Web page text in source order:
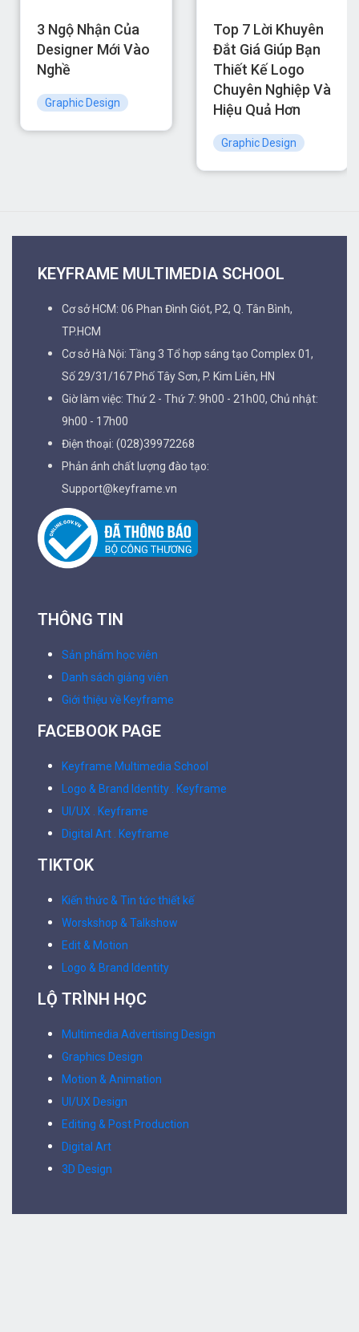
3 Ngộ Nhận Của
Designer Mới Vào
Nghề
Graphic Design
Top 7 Lời Khuyên
Đắt Giá Giúp Bạn
Thiết Kế Logo
Chuyên Nghiệp Và
Hiệu Quả Hơn
Graphic Design
KEYFRAME MULTIMEDIA SCHOOL
Cơ sở HCM: 06 Phan Đình Giót, P2, Q. Tân Bình,
TP.HCM
Cơ sở Hà Nội: Tầng 3 Tổ hợp sáng tạo Complex 01,
Số 29/31/167 Phố Tây Sơn, P. Kim Liên, HN
Giờ làm việc: Thứ 2 - Thứ 7: 9h00 - 21h00, Chủ nhật:
9h00 - 17h00
Điện thoại: (028)39972268
Phản ánh chất lượng đào tạo:
Support@keyframe.vn
THÔNG TIN
Sản phẩm học viên
Danh sách giảng viên
Giới thiệu về Keyframe
FACEBOOK PAGE
Keyframe Multimedia School
Logo & Brand Identity . Keyframe
UI/UX . Keyframe
Digital Art . Keyframe
TIKTOK
Kiến thức & Tin tức thiết kế
Worskshop & Talkshow
Edit & Motion
Logo & Brand Identity
LỘ TRÌNH HỌC
Multimedia Advertising Design
Graphics Design
Motion & Animation
UI/UX Design
Editing & Post Production
Digital Art
3D Design